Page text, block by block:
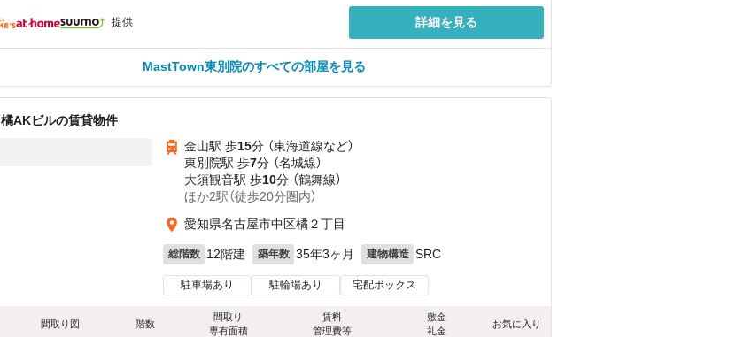
提供 詳細を見る
MastTown東別院のすべての部屋を見る
橘AKビルの賃貸物件
金山駅 歩15分 （東海道線など）
東別院駅 歩7分 （名城線）
大須観音駅 歩10分 （鶴舞線）
ほか2駅（徒歩20分圏内）
愛知県名古屋市中区橘２丁目
総階数 12階建 築年数 35年3ヶ月 建物構造 SRC
駐車場あり 駐輪場あり 宅配ボックス
間取り図 階数
間取り
専有面積
賃料
管理費等
敷金
礼金
お気に入り